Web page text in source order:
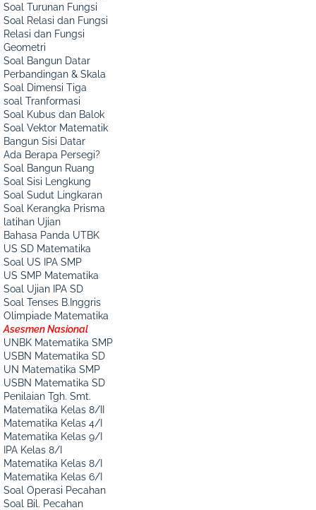
Soal Turunan Fungsi
Soal Relasi dan Fungsi
Relasi dan Fungsi
Geometri
Soal Bangun Datar
Perbandingan & Skala
Soal Dimensi Tiga
soal Tranformasi
Soal Kubus dan Balok
Soal Vektor Matematik
Bangun Sisi Datar
Ada Berapa Persegi?
Soal Bangun Ruang
Soal Sisi Lengkung
Soal Sudut Lingkaran
Soal Kerangka Prisma
latihan Ujian
Bahasa Panda UTBK
US SD Matematika
Soal US IPA SMP
US SMP Matematika
Soal Ujian IPA SD
Soal Tenses B.Inggris
Olimpiade Matematika
Asesmen Nasional
UNBK Matematika SMP
USBN Matematika SD
UN Matematika SMP
USBN Matematika SD
Penilaian Tgh. Smt.
Matematika Kelas 8/II
Matematika Kelas 4/I
Matematika Kelas 9/I
IPA Kelas 8/I
Matematika Kelas 8/I
Matematika Kelas 6/I
Soal Operasi Pecahan
Soal Bil. Pecahan